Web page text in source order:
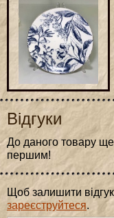
Відгуки
До даного товару ще
першим!
Щоб залишити
зареєструйтеся.